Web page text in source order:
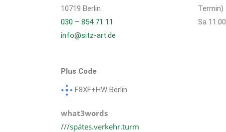
10719 Berlin
030 – 854 71 11
info@sitz-art.de
Termin)
Sa
Plus Code
F8XF+HW Berlin
what3words
///spätes.verkehr.turm